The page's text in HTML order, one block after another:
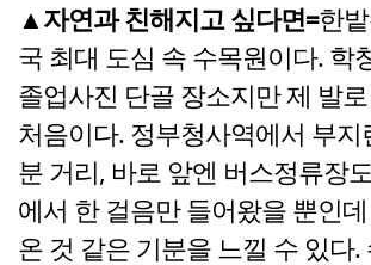
▲자연과 친해지고 싶다면=한
국 최대 도심 속 수목원이다. 학
졸업사진 단골 장소지만 제 발
처음이다. 정부청사역에서 부지
분 거리, 바로 앞엔 버스정류장
에서 한 걸음만 들어왔을 뿐인
온 것 같은 기분을 느낄 수 있다.